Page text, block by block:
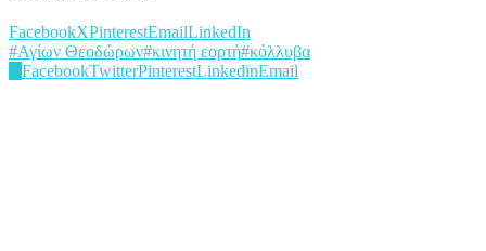
FacebookXPinterestEmailLinkedIn
#Αγίων Θεοδώρων#κινητή εορτή#κόλλυβα
FacebookTwitterPinterestLinkedinEmail